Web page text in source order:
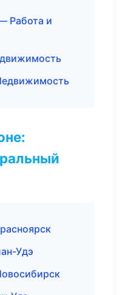
Работа и
Удэ